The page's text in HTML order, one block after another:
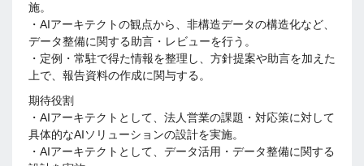
施。
・AIアーキテクトの観点から、非構造データの構造化など、
データ整備に関する助言・レビューを行う。
・定例・常駐で得た情報を整理し、方針提案や助言を加えた
上で、報告資料の作成に関与する。
期待役割
・AIアーキテクトとして、法人営業の課題・対応策に対して
具体的なAIソリューションの設計を実施。
・AIアーキテクトとして、データ活用・データ整備に関する